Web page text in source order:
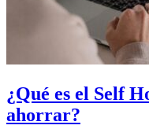
¿Qué es el Self
ahorrar?